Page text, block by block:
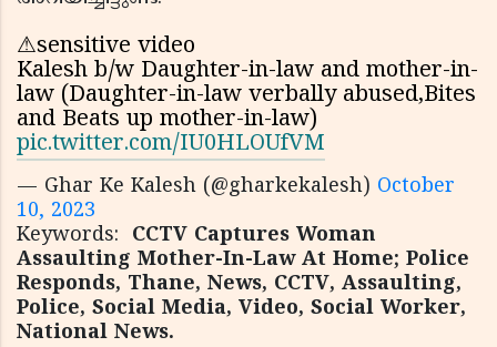
⚠sensitive video
Kalesh b/w Daughter-in-law and mother-in-
law (Daughter-in-law verbally abused,Bites
and Beats up mother-in-law)
pic.twitter.com/IU0HLOUfVM
— Ghar Ke Kalesh (@gharkekalesh) October
10, 2023
Keywords: CCTV Captures Woman
Assaulting Mother-In-Law At Home; Police
Responds, Thane, News, CCTV, Assaulting,
Police, Social Media, Video, Social Worker,
National News.